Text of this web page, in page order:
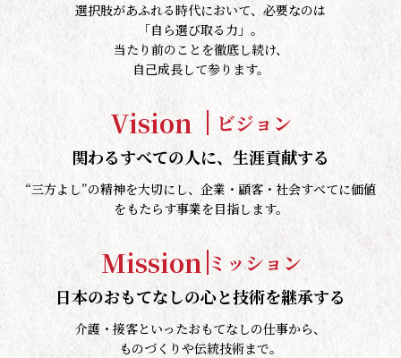
選択肢があふれる時代において、必要なのは
「自ら選び取る力」。
当たり前のことを徹底し続け、
自己成長して参ります。
Vision ビジョン
関わるすべての人に、生涯貢献する
“三方よし”の精神を大切にし、企業・顧客・社会すべてに価値
をもたらす事業を目指します。
Mission ミッション
日本のおもてなしの心と技術を継承する
介護・接客といったおもてなしの仕事から、
ものづくりや伝統技術まで。